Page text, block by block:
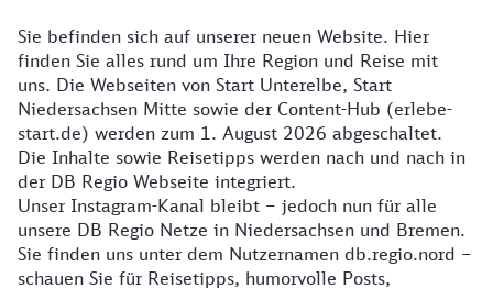
Details zur Website
Sie befinden sich auf unserer neuen Website. Hier
finden Sie alles rund um Ihre Region und Reise mit
uns. Die Webseiten von Start Unterelbe, Start
Niedersachsen Mitte sowie der Content-Hub (erlebe-
start.de) werden zum 1. August 2026 abgeschaltet.
Die Inhalte sowie Reisetipps werden nach und nach in
der DB Regio Webseite integriert.
Unser Instagram-Kanal bleibt – jedoch nun für alle
unsere DB Regio Netze in Niedersachsen und Bremen.
Sie finden uns unter dem Nutzernamen db.regio.nord –
schauen Sie für Reisetipps, humorvolle Posts,